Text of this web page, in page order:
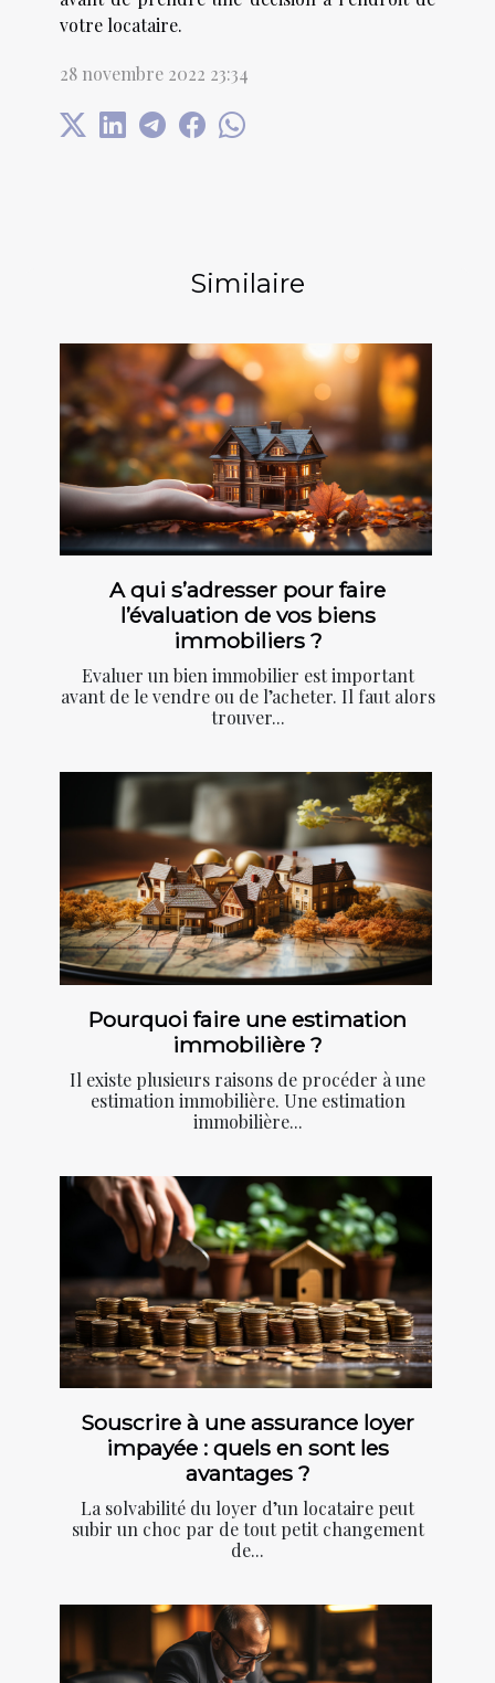
votre locataire.
28 novembre 2022 23:34
Similaire
A qui s’adresser pour faire
l’évaluation de vos biens
immobiliers ?
Evaluer un bien immobilier est important
avant de le vendre ou de l’acheter. Il faut alors
trouver...
Pourquoi faire une estimation
immobilière ?
Il existe plusieurs raisons de procéder à une
estimation immobilière. Une estimation
immobilière...
Souscrire à une assurance loyer
impayée : quels en sont les
avantages ?
La solvabilité du loyer d’un locataire peut
subir un choc par de tout petit changement
de...